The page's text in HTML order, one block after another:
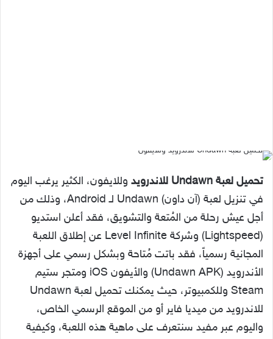
تحميل لعبة Undawn للاندرويد
وللايفون، الكثير يرغب اليوم
في تنزيل لعبة (آن داون) Undawn لـ Android، وذلك من
أجل عيش رحلة من المُتعة والتشويق، فقد أعلن استديو
(Lightspeed) وشركة Level Infinite عن إطلاق اللعبة
المجانية رسمياً، فقد باتت مُتاحة وبشكل رسمي على أجهزة
الأندرويد (Undawn APK) والأيفون iOS ومتجر ستيم
Steam وللكمبيوتر، حيث يمكنك تحميل لعبة Undawn
للاندرويد من ميديا فاير أو من الموقع الرسمي الخاص،
واليوم عبر مفيد سنتعرف على ماهية هذه اللعبة، وكيفية